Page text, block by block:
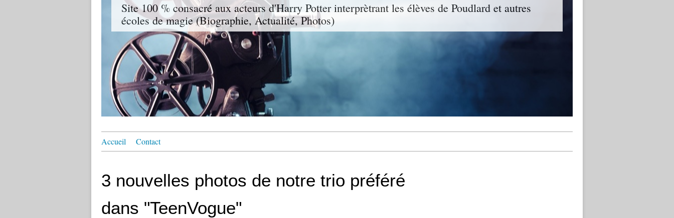
Site 100 % consacré aux acteurs d'Harry Potter interprètrant les élèves de Poudlard et autres
écoles de magie (Biographie, Actualité, Photos)
Accueil Contact
3 nouvelles photos de notre trio préféré
dans "TeenVogue"